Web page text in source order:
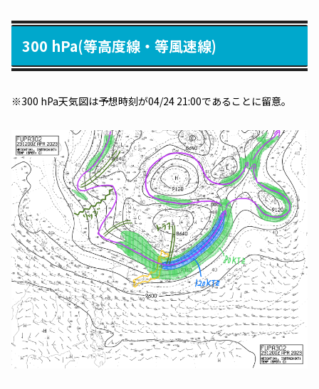
300 hPa(等高度線・等風速線)
※300 hPa天気図は予想時刻が04/24 21:00であることに留意。